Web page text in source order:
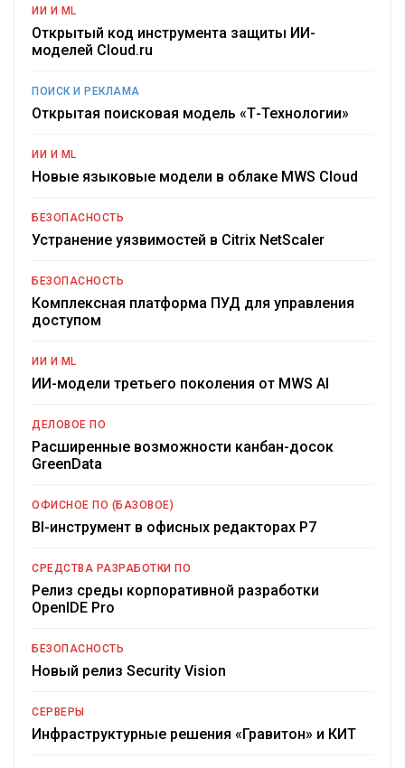
ИИ И ML
Открытый код инструмента защиты ИИ-
моделей Cloud.ru
ПОИСК И РЕКЛАМА
Открытая поисковая модель «Т-Технологии»
ИИ И ML
Новые языковые модели в облаке MWS Cloud
БЕЗОПАСНОСТЬ
Устранение уязвимостей в Citrix NetScaler
БЕЗОПАСНОСТЬ
Комплексная платформа ПУД для управления
доступом
ИИ И ML
ИИ-модели третьего поколения от MWS AI
ДЕЛОВОЕ ПО
Расширенные возможности канбан-досок
GreenData
ОФИСНОЕ ПО (БАЗОВОЕ)
BI-инструмент в офисных редакторах Р7
СРЕДСТВА РАЗРАБОТКИ ПО
Релиз среды корпоративной разработки
OpenIDE Pro
БЕЗОПАСНОСТЬ
Новый релиз Security Vision
СЕРВЕРЫ
Инфраструктурные решения «Гравитон» и КИТ